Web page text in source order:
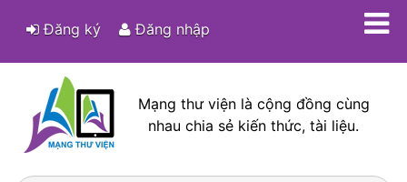
Đăng ký Đăng nhập
Mạng thư viện là cộng đồng cùng
nhau chia sẻ kiến thức, tài liệu.